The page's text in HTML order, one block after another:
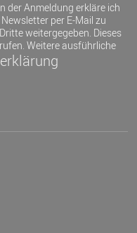
der Anmeldung erkläre ich
per E-Mail zu
weitergegeben. Dieses
Weitere ausführliche